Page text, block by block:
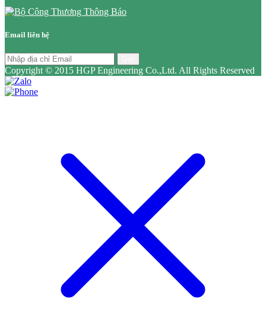
Email liên hệ
Copyright © 2015 HGP Engineering Co.,Ltd. All Rights Reserved